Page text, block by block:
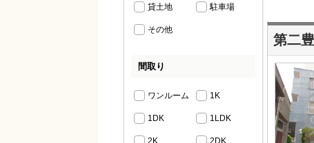
第二
貸土地 駐車場
その他
間取り
ワンルーム 1K
1DK 1LDK
2K 2DK